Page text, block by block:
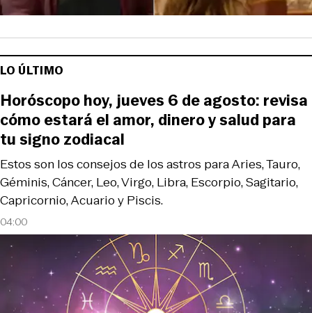
LO ÚLTIMO
04:00
Estos son los consejos de los astros para Aries, Tauro,
Géminis, Cáncer, Leo, Virgo, Libra, Escorpio, Sagitario,
Capricornio, Acuario y Piscis.
Horóscopo hoy, jueves 6 de agosto: revisa
cómo estará el amor, dinero y salud para
tu signo zodiacal